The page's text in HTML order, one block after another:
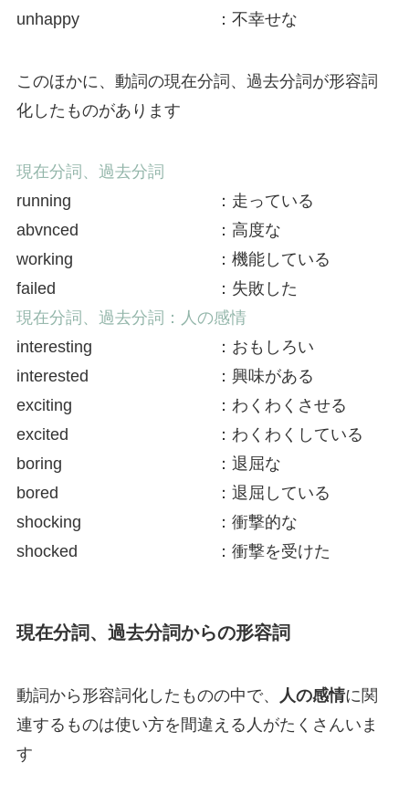
unhappy
：不幸せな
このほかに、動詞の現在分詞、過去分詞が形容詞
化したものがあります
現在分詞、過去分詞
running
：走っている
abvnced
：高度な
working
：機能している
failed
：失敗した
現在分詞、過去分詞：人の感情
interesting
：おもしろい
interested
：興味がある
exciting
：わくわくさせる
excited
：わくわくしている
boring
：退屈な
bored
：退屈している
shocking
：衝撃的な
shocked
：衝撃を受けた
現在分詞、過去分詞からの形容詞
動詞から形容詞化したものの中で、 人の感情に関
連するものは使い方を間違える人がたくさんいま
す